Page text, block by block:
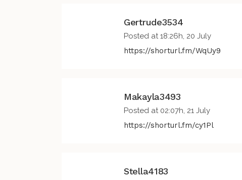
Gertrude3534
Posted at 18:26h, 20 July
https://shorturl.fm/WqUy9
Makayla3493
Posted at 02:07h, 21 July
https://shorturl.fm/cy1Pl
Stella4183